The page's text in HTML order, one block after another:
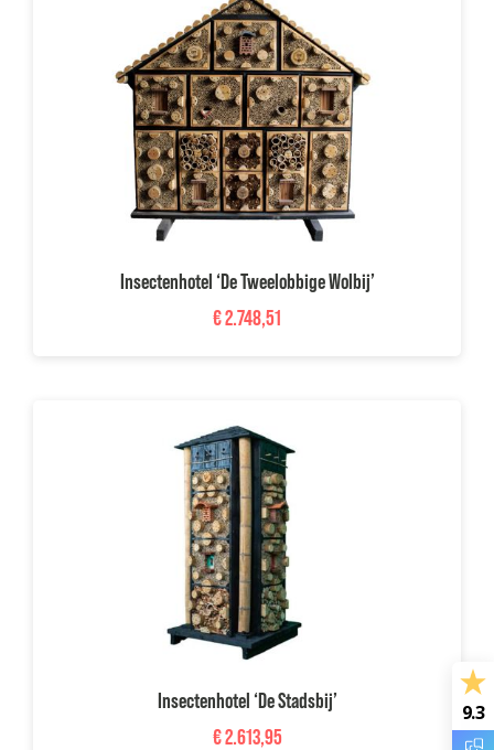
Inspiratie
Insectenhotel ‘De Tweelobbige Wolbij’
€2.748,51
Insectenhotel ‘De Stadsbij’
€2.613,95
9.3